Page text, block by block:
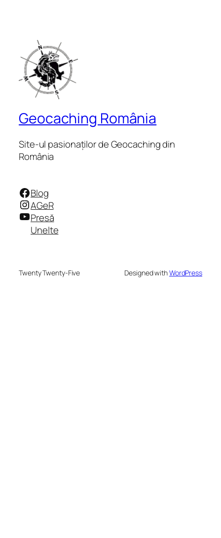
Geocaching România
Site-ul pasionaților de Geocaching din
România
Facebook
Instagram
YouTube
Blog
AGeR
Presă
Unelte
Twenty Twenty-Five Designed withWordPress